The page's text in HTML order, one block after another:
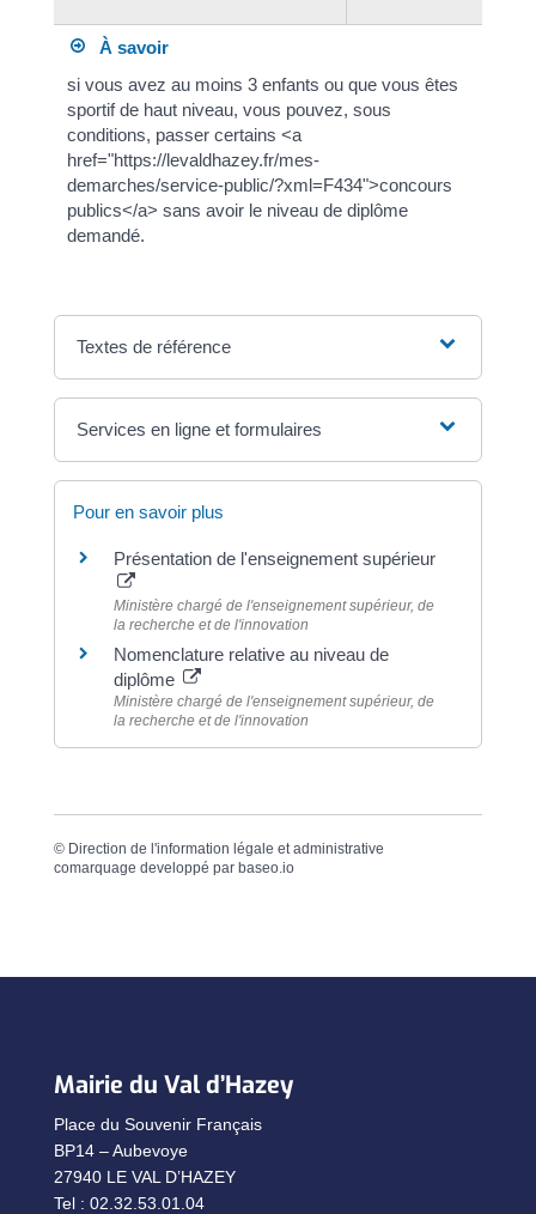
À savoir
si vous avez au moins 3 enfants ou que vous êtes
sportif de haut niveau, vous pouvez, sous
conditions, passer certains <a
href="https://levaldhazey.fr/mes-
demarches/service-public/?xml=F434">concours
publics</a> sans avoir le niveau de diplôme
demandé.
Textes de référence
Services en ligne et formulaires
Pour en savoir plus
Présentation de l'enseignement supérieur
Ministère chargé de l'enseignement supérieur, de
la recherche et de l'innovation
Nomenclature relative au niveau de
diplôme
Ministère chargé de l'enseignement supérieur, de
la recherche et de l'innovation
© Direction de l'information légale et administrative
comarquage developpé par baseo.io
Mairie du Val d’Hazey
Place du Souvenir Français
BP14 – Aubevoye
27940 LE VAL D’HAZEY
Tel : 02.32.53.01.04